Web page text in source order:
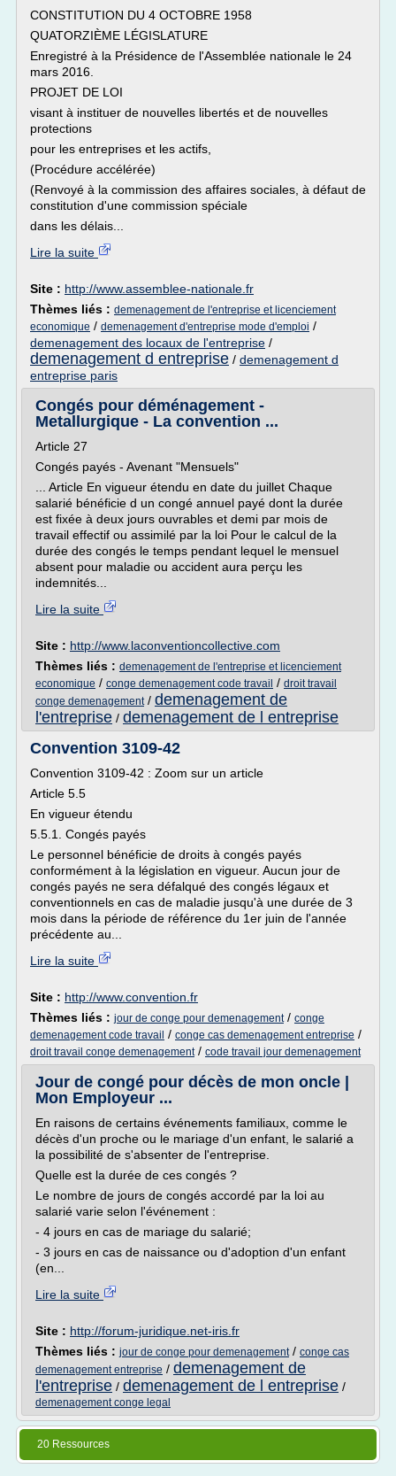
CONSTITUTION DU 4 OCTOBRE 1958
QUATORZIÈME LÉGISLATURE
Enregistré à la Présidence de l'Assemblée nationale le 24
mars 2016.
PROJET DE LOI
visant à instituer de nouvelles libertés et de nouvelles
protections
pour les entreprises et les actifs,
(Procédure accélérée)
(Renvoyé à la commission des affaires sociales, à défaut de
constitution d'une commission spéciale
dans les délais...
Lire la suite
Site : http://www.assemblee-nationale.fr
Thèmes liés : demenagement de l'entreprise et licenciement
economique / demenagement d'entreprise mode d'emploi /
demenagement des locaux de l'entreprise /
demenagement d entreprise / demenagement d
entreprise paris
Congés pour déménagement -
Metallurgique - La convention ...
Article 27
Congés payés - Avenant "Mensuels"
... Article En vigueur étendu en date du juillet Chaque
salarié bénéficie d un congé annuel payé dont la durée
est fixée à deux jours ouvrables et demi par mois de
travail effectif ou assimilé par la loi Pour le calcul de la
durée des congés le temps pendant lequel le mensuel
absent pour maladie ou accident aura perçu les
indemnités...
Lire la suite
Site : http://www.laconventioncollective.com
Thèmes liés : demenagement de l'entreprise et licenciement
economique / conge demenagement code travail / droit travail
conge demenagement/ demenagement de
l'entreprise / demenagement de l entreprise
Convention 3109-42
Convention 3109-42 : Zoom sur un article
Article 5.5
En vigueur étendu
5.5.1. Congés payés
Le personnel bénéficie de droits à congés payés
conformément à la législation en vigueur. Aucun jour de
congés payés ne sera défalqué des congés légaux et
conventionnels en cas de maladie jusqu'à une durée de 3
mois dans la période de référence du 1er juin de l'année
précédente au...
Lire la suite
Site : http://www.convention.fr
Thèmes liés : jour de conge pour demenagement/ conge
demenagement code travail / conge cas demenagement entreprise /
droit travail conge demenagement/ code travail jour demenagement
Jour de congé pour décès de mon oncle |
Mon Employeur ...
En raisons de certains événements familiaux, comme le
décès d'un proche ou le mariage d'un enfant, le salarié a
la possibilité de s'absenter de l'entreprise.
Quelle est la durée de ces congés ?
Le nombre de jours de congés accordé par la loi au
salarié varie selon l'événement :
- 4 jours en cas de mariage du salarié;
- 3 jours en cas de naissance ou d'adoption d'un enfant
(en...
Lire la suite
Site : http://forum-juridique.net-iris.fr
Thèmes liés : jour de conge pour demenagement/ conge cas
demenagement entreprise / demenagement de
l'entreprise / demenagement de l entreprise /
demenagement conge legal
20 Ressources